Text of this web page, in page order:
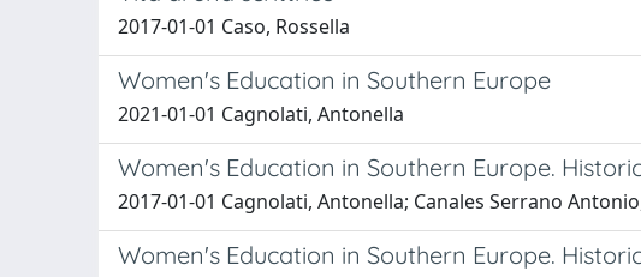
2017-01-01 Caso, Rossella
Women's Education in Southern Europe
2021-01-01 Cagnolati, Antonella
Women's Education in Southern Europe.
2017-01-01 Cagnolati, Antonella; Canales Serrano
Women's Education in Southern Europe.